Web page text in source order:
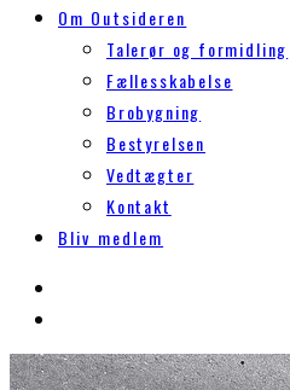
Om Outsideren
Talerør og formidling
Fællesskabelse
Brobygning
Bestyrelsen
Vedtægter
Kontakt
Bliv medlem